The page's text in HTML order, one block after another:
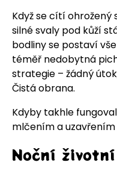
Když se cítí ohrožený
silné svaly pod kůží
bodliny se postaví
téměř nedobytná
strategie – žádný
Čistá obrana.
Kdyby takhle
mlčením a uzavřením
Noční